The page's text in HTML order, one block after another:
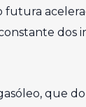
futura
dos
que